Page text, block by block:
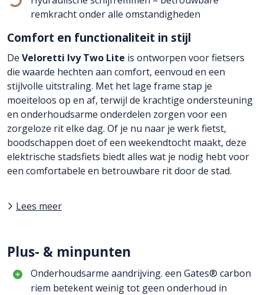
remkracht onder alle omstandigheden
Comfort en functionaliteit in stijl
De Veloretti Ivy Two Lite is ontworpen voor fietsers
die waarde hechten aan comfort, eenvoud en een
stijlvolle uitstraling. Met het lage frame stap je
moeiteloos op en af, terwijl de krachtige ondersteuning
en onderhoudsarme onderdelen zorgen voor een
zorgeloze rit elke dag. Of je nu naar je werk fietst,
boodschappen doet of een weekendtocht maakt, deze
elektrische stadsfiets biedt alles wat je nodig hebt voor
een comfortabele en betrouwbare rit door de stad.
Lees meer
Plus- & minpunten
Onderhoudsarme aandrijving. een Gates® carbon
riem betekent weinig tot geen onderhoud in